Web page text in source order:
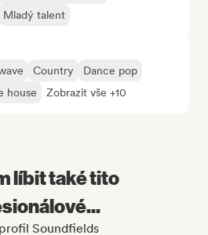
Mladý talent
Country
Dance pop
house Zobrazit vše +10
líbit také tito
Soundfields